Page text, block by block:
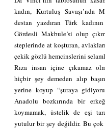
kadın, Kurtuluş Savaşı’nda
destan yazdıran Türk kadının
Gördesli Makbule’si olup
steplerinde at koşturan,
çekik gözlü hemcinslerini
Rıza insan içine çıkamaz
hiçbir şey demeden alıp
yerine koyup “şuraya
Anadolu bozkırında bir
koymamak, üstelik de eşi
yutulur bir şey değildir. Bu çok